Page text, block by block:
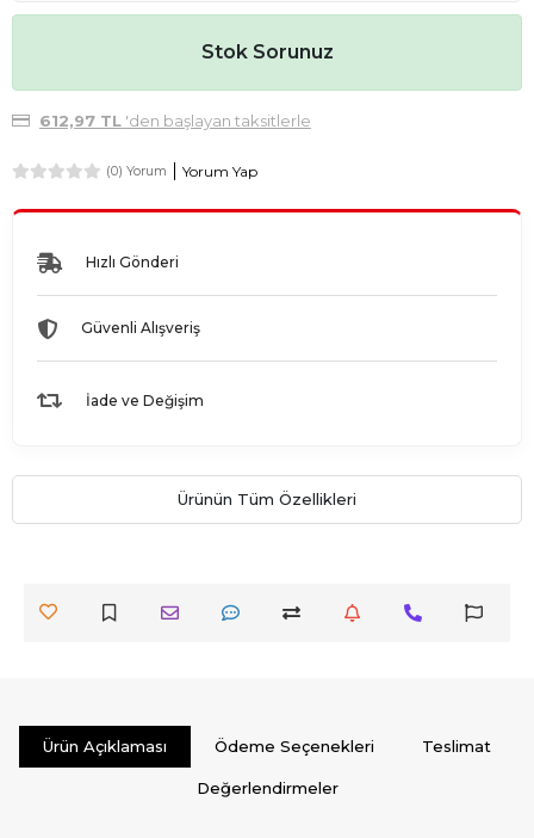
Stok Sorunuz
612,97 TL'den başlayan taksitlerle
(0) Yorum Yorum Yap
Hızlı Gönderi
Güvenli Alışveriş
İade ve Değişim
Ürünün Tüm Özellikleri
Ürün Açıklaması Ödeme Seçenekleri Teslimat
Değerlendirmeler